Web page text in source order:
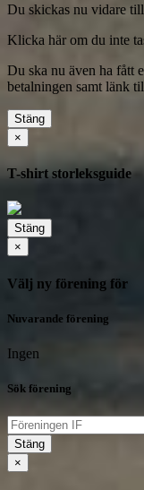
Du skickas nu vidare
Klicka här om du inte
Du ska nu även ha fått
betalningen samt länk
Stäng
×
T-shirt storleksguide
Stäng
×
Välj ny förening för
Nuvarande förening
Ingen
Sök förening
Stäng
×